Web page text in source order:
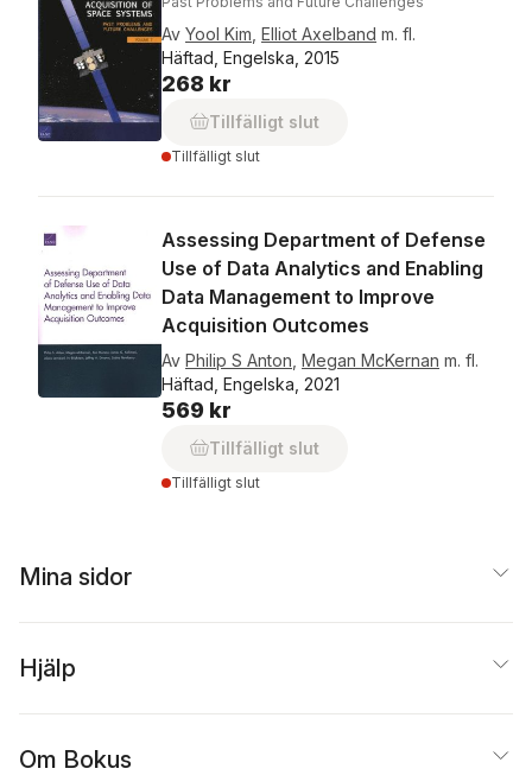
Av Yool Kim Elliot Axelband m. fl.
Häftad, Engelska, 2015
268 kr
Tillfälligt slut
Tillfälligt slut
Assessing Department of Defense
Use of Data Analytics and Enabling
Data Management to Improve
Acquisition Outcomes
Av Philip S Anton Megan McKernan m. fl.
Häftad, Engelska, 2021
569 kr
Tillfälligt slut
Tillfälligt slut
Mina sidor
Hjälp
Om Bokus